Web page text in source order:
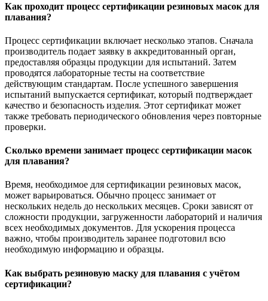
Как проходит процесс сертификации резиновых масок для
плавания?
Процесс сертификации включает несколько этапов. Сначала
производитель подает заявку в аккредитованный орган,
предоставляя образцы продукции для испытаний. Затем
проводятся лабораторные тесты на соответствие
действующим стандартам. После успешного завершения
испытаний выпускается сертификат, который подтверждает
качество и безопасность изделия. Этот сертификат может
также требовать периодического обновления через повторные
проверки.
Сколько времени занимает процесс сертификации масок
для плавания?
Время, необходимое для сертификации резиновых масок,
может варьироваться. Обычно процесс занимает от
нескольких недель до нескольких месяцев. Сроки зависят от
сложности продукции, загруженности лабораторий и наличия
всех необходимых документов. Для ускорения процесса
важно, чтобы производитель заранее подготовил всю
необходимую информацию и образцы.
Как выбрать резиновую маску для плавания с учётом
сертификации?